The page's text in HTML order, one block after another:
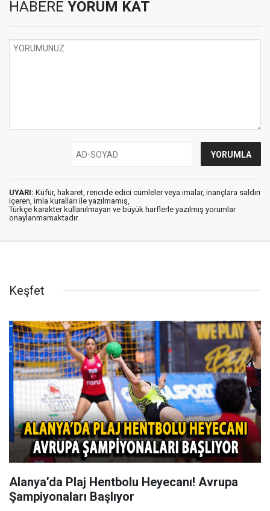
HABERE YORUM KAT
UYARI: Küfür, hakaret, rencide edici cümleler veya imalar, inançlara saldırı
içeren, imla kuralları ile yazılmamış,
Türkçe karakter kullanılmayan ve büyük harflerle yazılmış yorumlar
onaylanmamaktadır.
Keşfet
Alanya’da Plaj Hentbolu Heyecanı! Avrupa
Şampiyonaları Başlıyor